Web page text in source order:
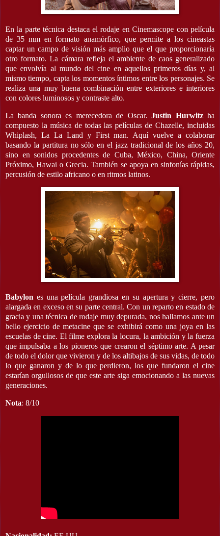
En la parte técnica destaca el rodaje en Cinemascope con película
de 35 mm en formato anamórfico, que permite a los cineastas
captar un campo de visión más amplio que el que proporcionaría
otro formato. La cámara refleja el ambiente de caos generalizado
que envolvía al mundo del cine en aquellos primeros días y, al
mismo tiempo, capta los momentos íntimos entre los personajes. Se
realiza una muy buena combinación entre exteriores e interiores
con colores luminosos y contraste alto.
La banda sonora es merecedora de Oscar.Justin Hurwitzha
compuesto la música de todas las películas de Chazelle, incluidas
Whiplash, La La Land y First man. Aquí vuelve a colaborar
basando la partitura no sólo en el jazz tradicional de los años 20,
sino en sonidos procedentes de Cuba, México, China, Oriente
Próximo, Hawai o Grecia. También se apoya en sinfonías rápidas,
percusión de estilo africano o en ritmos latinos.
Babylon es una película grandiosa en su apertura y cierre, pero
alargada en exceso en su parte central. Con un reparto en estado de
gracia y una técnica de rodaje muy depurada, nos hallamos ante un
bello ejercicio de metacine que se exhibirá como una joya en las
escuelas de cine. El filme explora la locura, la ambición y la fuerza
que impulsaba a los pioneros que crearon el séptimo arte. A pesar
de todo el dolor que vivieron y de los altibajos de sus vidas, de todo
lo que ganaron y de lo que perdieron, los que fundaron el cine
estarían orgullosos de que este arte siga emocionando a las nuevas
generaciones.
Nota: 8/10